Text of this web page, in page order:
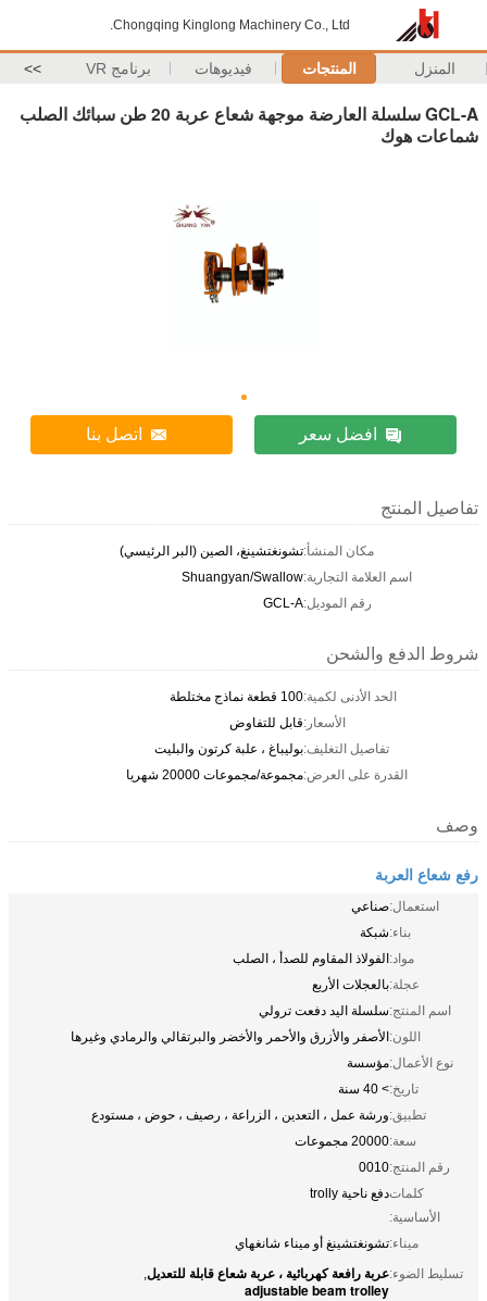
Chongqing Kinglong Machinery Co., Ltd.
المنزل المنتجات فيديوهات برنامج VR >>
GCL-A سلسلة العارضة موجهة شعاع عربة 20 طن سبائك الصلب
شماعات هوك
افضل سعر اتصل بنا
تفاصيل المنتج
مكان المنشأ:تشونغتشينغ، الصين (البر الرئيسي)
اسم العلامة التجارية:Shuangyan/Swallow
رقم الموديل:GCL-A
شروط الدفع والشحن
الحد الأدنى لكمية:100 قطعة نماذج مختلطة
الأسعار:قابل للتفاوض
تفاصيل التغليف:بوليباغ ، علبة كرتون والبليت
القدرة على العرض:مجموعة/مجموعات 20000 شهريا
وصف
رفع شعاع العربة
استعمال:صناعي
بناء:شبكة
مواد:الفولاذ المقاوم للصدأ ، الصلب
عجلة:بالعجلات الأربع
اسم المنتج:سلسلة اليد دفعت ترولي
اللون:الأصفر والأزرق والأحمر والأخضر والبرتقالي والرمادي وغيرها
نوع الأعمال:مؤسسة
تاريخ:> 40 سنة
تطبيق:ورشة عمل ، التعدين ، الزراعة ، رصيف ، حوض ، مستودع
سعة:20000 مجموعات
رقم المنتج:0010
كلمات
الأساسية:
دفع ناحية trolly
ميناء:تشونغتشينغ أو ميناء شانغهاي
تسليط الضوء:عربة رافعة كهربائية ، عربة شعاع قابلة للتعديل,
adjustable beam trolley